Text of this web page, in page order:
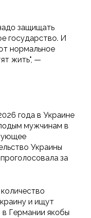
защищать
государство. И
нормальное
жить", —
года в Украине
мужчинам в
Украины
за
и ищут
Германии якобы